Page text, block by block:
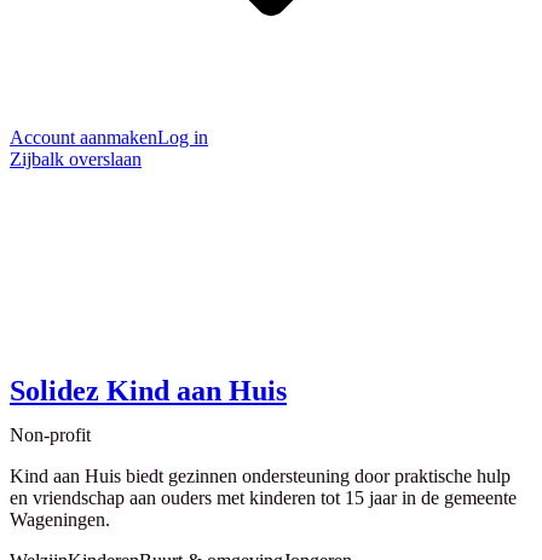
Account aanmakenLog in
Zijbalk overslaan
Solidez Kind aan Huis
Non-profit
Kind aan Huis biedt gezinnen ondersteuning door praktische hulp
en vriendschap aan ouders met kinderen tot 15 jaar in de gemeente
Wageningen.